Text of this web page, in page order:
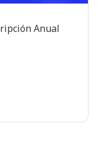
Anual